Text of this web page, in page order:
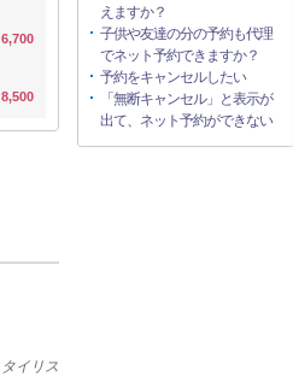
6,700
8,500
イリス
えますか？
子供や友達の分の予約も代理
でネット予約できますか？
予約をキャンセルしたい
「無断キャンセル」と表示が
出て、ネット予約ができない